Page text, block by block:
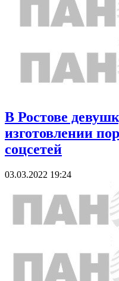
В Ростове
изготовлении
соцсетей
03.03.2022 19:24